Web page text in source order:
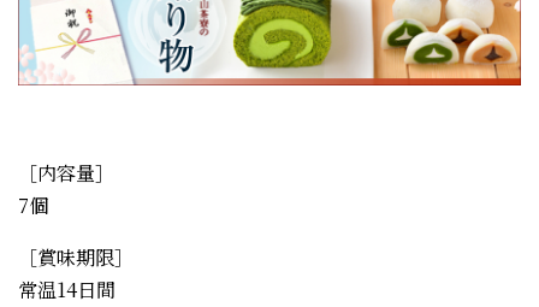
［内容量］
7個
［賞味期限］
常温14日間